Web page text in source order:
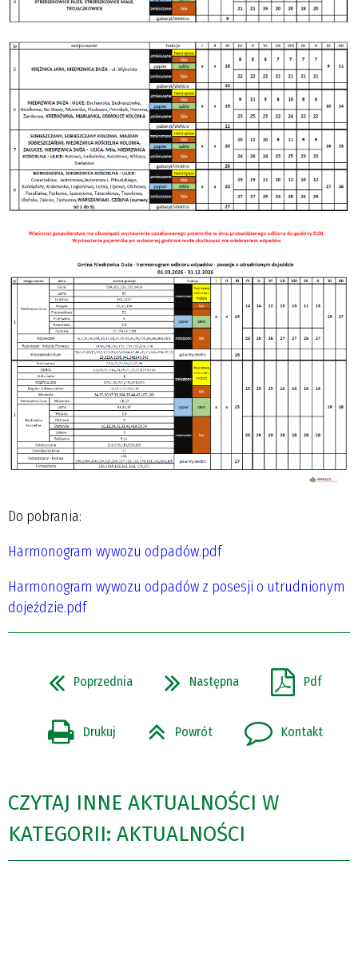
Do pobrania:
Harmonogram wywozu odpadów.pdf
Harmonogram wywozu odpadów z posesji o utrudnionym
dojeździe.pdf
Poprzednia Następna Pdf
Drukuj Powrót Kontakt
CZYTAJ INNE AKTUALNOŚCI W
KATEGORII: AKTUALNOŚCI